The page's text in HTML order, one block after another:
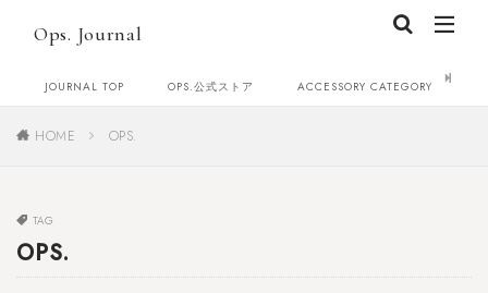
Ops. Journal
JOURNAL TOP OPS.公式ストア ACCESSORY CATEGORY
HOME OPS.
TAG
OPS.